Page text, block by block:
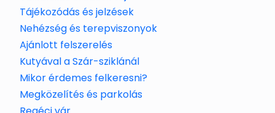
Tájékozódás és jelzések
Nehézség és terepviszonyok
Ajánlott felszerelés
Kutyával a Szár-sziklánál
Mikor érdemes felkeresni?
Megközelítés és parkolás